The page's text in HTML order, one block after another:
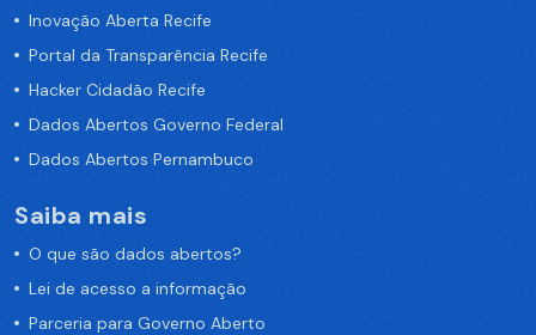
Inovação Aberta Recife
Portal da Transparência Recife
Hacker Cidadão Recife
Dados Abertos Governo Federal
Dados Abertos Pernambuco
Saiba mais
O que são dados abertos?
Lei de acesso a informação
Parceria para Governo Aberto